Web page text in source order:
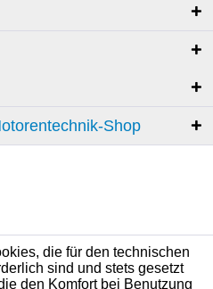
Shop
die für den technischen
sind und stets gesetzt
den Komfort bei Benutzung